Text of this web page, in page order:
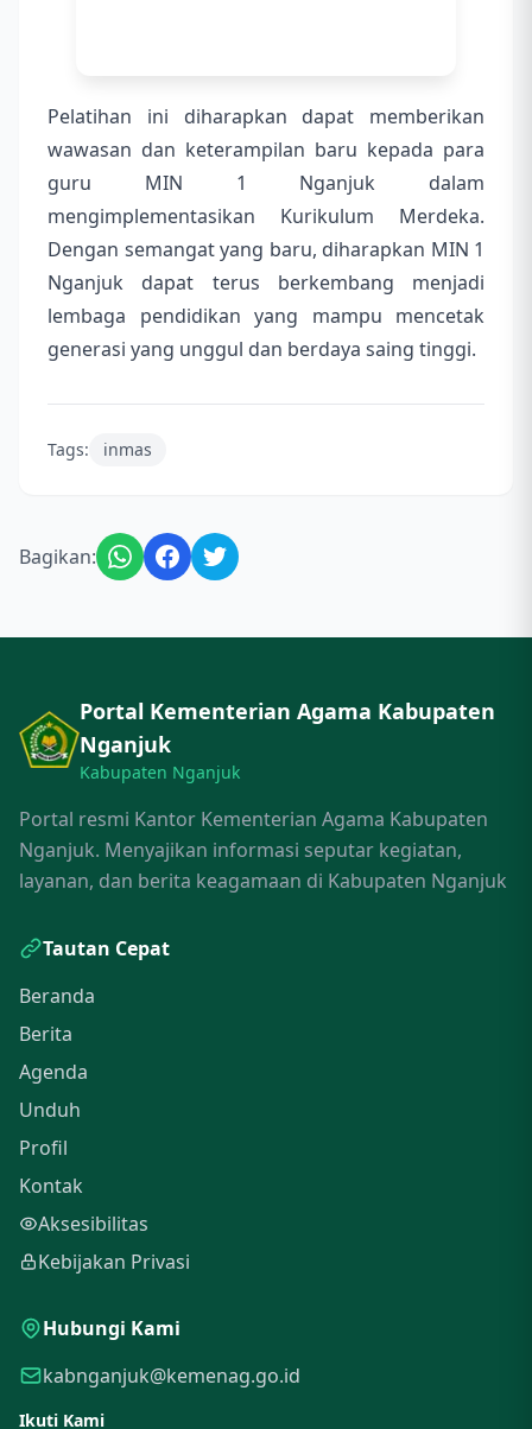
Pelatihan ini diharapkan dapat memberikan
wawasan dan keterampilan baru kepada para
guru MIN 1 Nganjuk dalam
mengimplementasikan Kurikulum Merdeka.
Dengan semangat yang baru, diharapkan MIN 1
Nganjuk dapat terus berkembang menjadi
lembaga pendidikan yang mampu mencetak
generasi yang unggul dan berdaya saing tinggi.
Tags: inmas
Bagikan:
Portal Kementerian Agama Kabupaten
Nganjuk
Kabupaten Nganjuk
Portal resmi Kantor Kementerian Agama Kabupaten
Nganjuk. Menyajikan informasi seputar kegiatan,
layanan, dan berita keagamaan di Kabupaten Nganjuk
Tautan Cepat
Beranda
Berita
Agenda
Unduh
Profil
Kontak
Aksesibilitas
Kebijakan Privasi
Hubungi Kami
kabnganjuk@kemenag.go.id
Ikuti Kami